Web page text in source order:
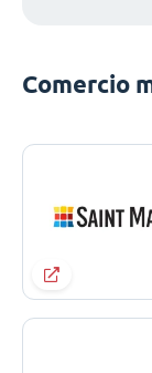
Comercio